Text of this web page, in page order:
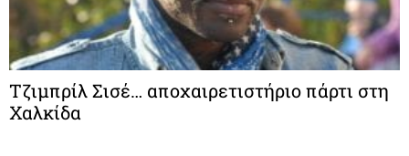
Τζιμπρίλ Σισέ… αποχαιρετιστήριο πάρτι στη
Χαλκίδα